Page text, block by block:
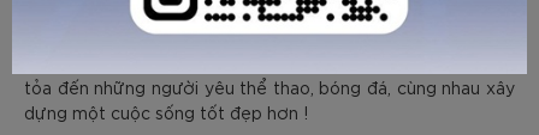
thủ không ngại khó khăn, luôn nỗ lực vươn lên đạt tới thành
công với một thương hiệu Việt khát khao vươn ra biển lớn
tỏa đến những người yêu thể thao, bóng đá, cùng nhau xây
dựng một cuộc sống tốt đẹp hơn !